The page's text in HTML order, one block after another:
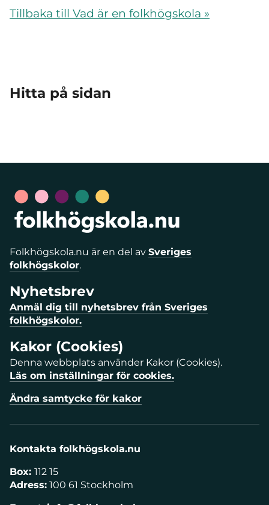
Tillbaka till Vad är en folkhögskola »
Hitta på sidan
Folkhögskola.nu är en del av Sveriges
folkhögskolor.
Nyhetsbrev
Anmäl dig till nyhetsbrev från Sveriges
folkhögskolor.
Kakor (Cookies)
Denna webbplats använder Kakor (Cookies).
Läs om inställningar för cookies.
Ändra samtycke för kakor
Kontakta folkhögskola.nu
Box: 112 15
Adress: 100 61 Stockholm